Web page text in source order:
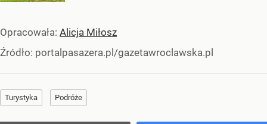
Opracowała: Alicja Miłosz
Źródło: portalpasazera.pl/gazetawroclawska.pl
Turystyka Podróże